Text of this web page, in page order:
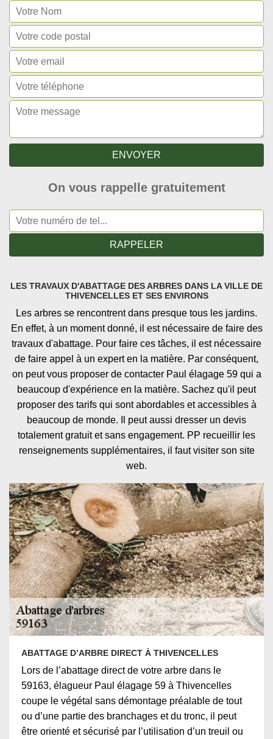
On vous rappelle gratuitement
LES TRAVAUX D'ABATTAGE DES ARBRES DANS LA VILLE DE
THIVENCELLES ET SES ENVIRONS
Les arbres se rencontrent dans presque tous les jardins.
En effet, à un moment donné, il est nécessaire de faire des
travaux d'abattage. Pour faire ces tâches, il est nécessaire
de faire appel à un expert en la matière. Par conséquent,
on peut vous proposer de contacter Paul élagage 59 qui a
beaucoup d'expérience en la matière. Sachez qu'il peut
proposer des tarifs qui sont abordables et accessibles à
beaucoup de monde. Il peut aussi dresser un devis
totalement gratuit et sans engagement. PP recueillir les
renseignements supplémentaires, il faut visiter son site
web.
ABATTAGE D’ARBRE DIRECT À THIVENCELLES
Lors de l’abattage direct de votre arbre dans le
59163, élagueur Paul élagage 59 à Thivencelles
coupe le végétal sans démontage préalable de tout
ou d’une partie des branchages et du tronc, il peut
être orienté et sécurisé par l’utilisation d’un treuil ou